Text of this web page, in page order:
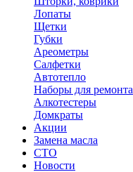
Лопаты
Щетки
Губки
Ареометры
Салфетки
Автотепло
Наборы для ремонта
Алкотестеры
Домкраты
Акции
Замена масла
СТО
Новости